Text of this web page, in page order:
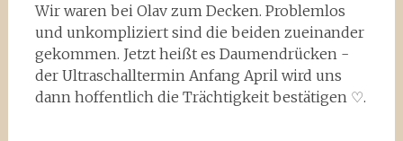
Wir waren bei Olav zum Decken. Problemlos
und unkompliziert sind die beiden zueinander
gekommen. Jetzt heißt es Daumendrücken -
der Ultraschalltermin Anfang April wird uns
dann hoffentlich die Trächtigkeit bestätigen ♡.